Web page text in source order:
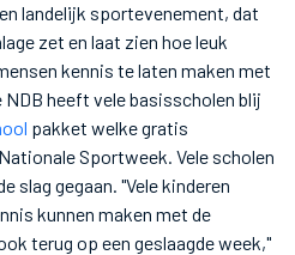
landelijk sportevenement, dat
zet en laat zien hoe leuk
kennis te laten maken met
heeft vele basisscholen blij
pakket welke gratis
Sportweek. Vele scholen
slag gegaan. "Vele kinderen
kunnen maken met de
terug op een geslaagde week,"